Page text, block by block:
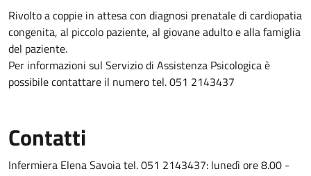
Rivolto a coppie in attesa con diagnosi prenatale di cardiopatia
congenita, al piccolo paziente, al giovane adulto e alla famiglia
del paziente.
Per informazioni sul Servizio di Assistenza Psicologica è
possibile contattare il numero tel. 051 2143437
Contatti
Infermiera Elena Savoia tel. 051 2143437: lunedì ore 8.00 -